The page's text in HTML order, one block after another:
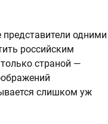
одними
российским
страной —
слишком уж